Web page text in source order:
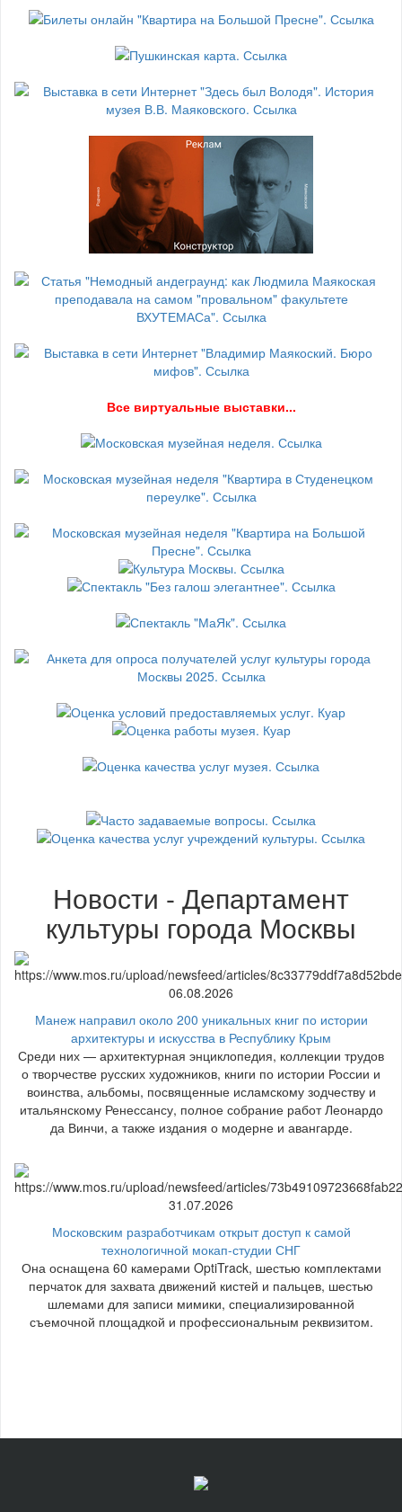
Все виртуальные выставки...
Новости - Департамент
культуры города Москвы
06.08.2026
Манеж направил около 200 уникальных книг по истории
архитектуры и искусства в Республику Крым
Среди них — архитектурная энциклопедия, коллекции трудов
о творчестве русских художников, книги по истории России и
воинства, альбомы, посвященные исламскому зодчеству и
итальянскому Ренессансу, полное собрание работ Леонардо
да Винчи, а также издания о модерне и авангарде.
31.07.2026
Московским разработчикам открыт доступ к самой
технологичной мокап-студии СНГ
Она оснащена 60 камерами OptiTrack, шестью комплектами
перчаток для захвата движений кистей и пальцев, шестью
шлемами для записи мимики, специализированной
съемочной площадкой и профессиональным реквизитом.